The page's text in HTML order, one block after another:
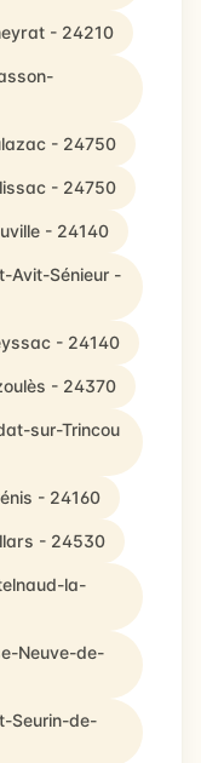
- 24210
- 24750
- 24750
- 24140
Avit-Sénieur -
- 24140
- 24370
sur-Trincou
- 24160
- 24530
la-
Neuve-de-
Seurin-de-